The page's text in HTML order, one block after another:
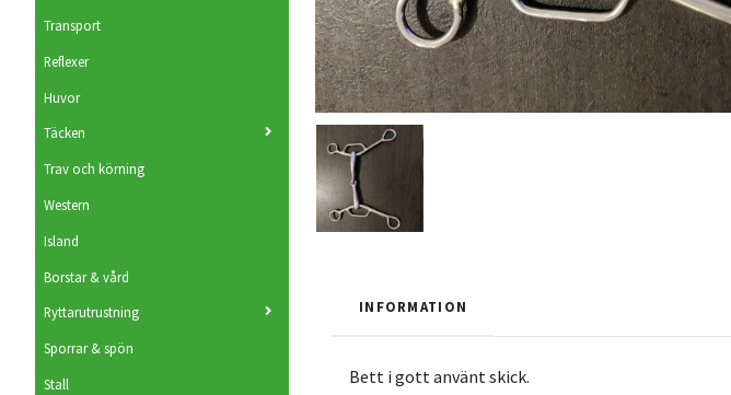
Transport
Reflexer
Huvor
Täcken
Trav och körning
Western
Island
Borstar & vård
Ryttarutrustning
Sporrar & spön
Stall
INFORMATION
Bett i gott använt skick.